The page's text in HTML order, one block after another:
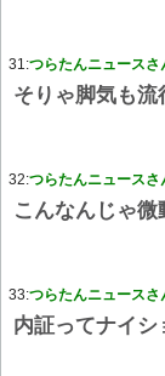
31:つらたんニュースさ
そりゃ脚気も流
32:つらたんニュースさ
こんなんじゃ
33:つらたんニュースさ
内証ってナイ